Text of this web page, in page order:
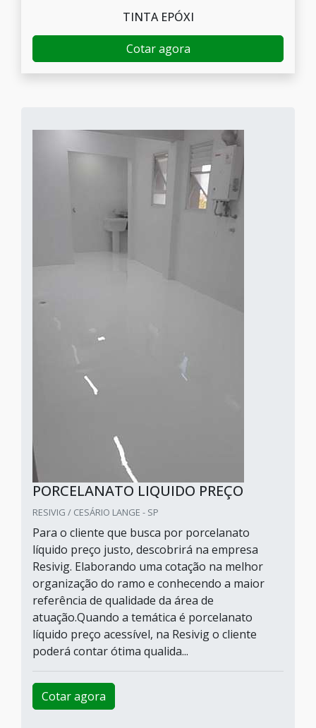
TINTA EPÓXI
Cotar agora
PORCELANATO LIQUIDO PREÇO
RESIVIG / CESÁRIO LANGE - SP
Para o cliente que busca por porcelanato
líquido preço justo, descobrirá na empresa
Resivig. Elaborando uma cotação na melhor
organização do ramo e conhecendo a maior
referência de qualidade da área de
atuação.Quando a temática é porcelanato
líquido preço acessível, na Resivig o cliente
poderá contar ótima qualida...
Cotar agora